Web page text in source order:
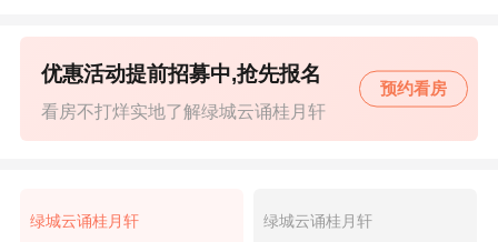
看房不打烊实地了解绿城云诵桂月轩
优惠活动提前招募中,抢先报名
预约看房
绿城云诵桂月轩
绿城云诵桂月轩